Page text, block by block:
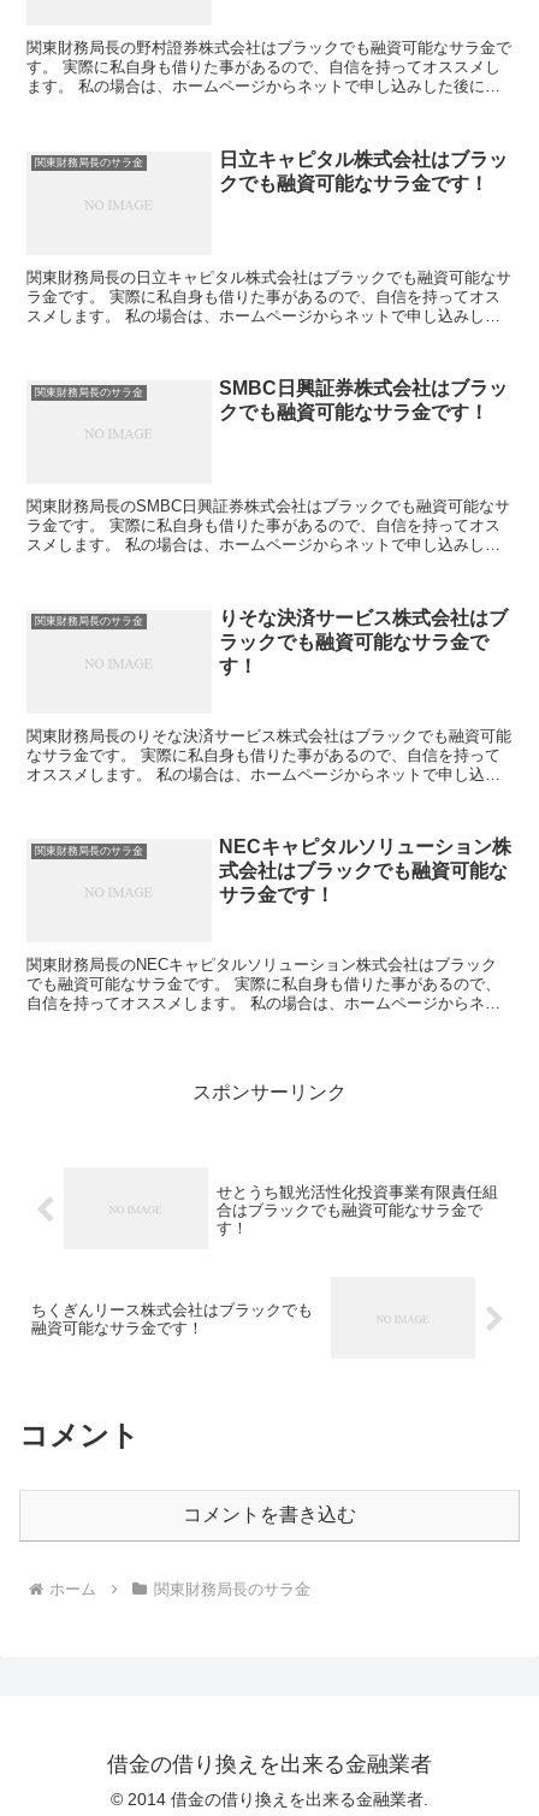
関東財務局長の野村證券株式会社はブラックでも融資可能なサラ金で
す。 実際に私自身も借りた事があるので、自信を持ってオススメし
ます。 私の場合は、ホームページからネットで申し込みした後に電
関東財務局長のサラ金
日立キャピタル株式会社はブラッ
クでも融資可能なサラ金です！
関東財務局長の日立キャピタル株式会社はブラックでも融資可能なサ
ラ金です。 実際に私自身も借りた事があるので、自信を持ってオス
スメします。 私の場合は、ホームページからネットで申し込みした
関東財務局長のサラ金
SMBC日興証券株式会社はブラッ
クでも融資可能なサラ金です！
関東財務局長のSMBC日興証券株式会社はブラックでも融資可能なサ
ラ金です。 実際に私自身も借りた事があるので、自信を持ってオス
スメします。 私の場合は、ホームページからネットで申し込みした
関東財務局長のサラ金
りそな決済サービス株式会社はブ
ラックでも融資可能なサラ金で
す！
関東財務局長のりそな決済サービス株式会社はブラックでも融資可能
なサラ金です。 実際に私自身も借りた事があるので、自信を持って
オススメします。 私の場合は、ホームページからネットで申し込み
関東財務局長のサラ金
NECキャピタルソリューション株
式会社はブラックでも融資可能な
サラ金です！
関東財務局長のNECキャピタルソリューション株式会社はブラック
でも融資可能なサラ金です。 実際に私自身も借りた事があるので、
自信を持ってオススメします。 私の場合は、ホームページからネッ
スポンサーリンク
せとうち観光活性化投資事業有限責任組
合はブラックでも融資可能なサラ金で
す！
ちくぎんリース株式会社はブラックでも
融資可能なサラ金です！
コメント
コメントを書き込む
ホーム 関東財務局長のサラ金
借金の借り換えを出来る金融業者
© 2014 借金の借り換えを出来る金融業者.